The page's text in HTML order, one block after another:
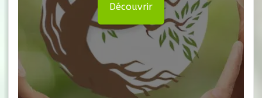
Découvrir